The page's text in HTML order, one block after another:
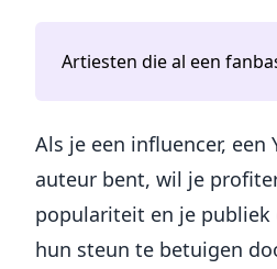
Artiesten die al een
Als je een influencer, een
auteur bent, wil je
populariteit en je publiek
hun steun te betuigen